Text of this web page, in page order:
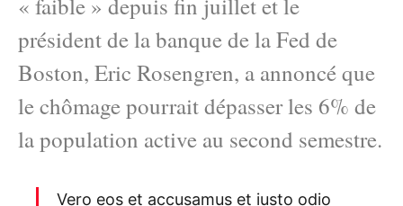
« faible » depuis fin juillet et le
président de la banque de la Fed de
Boston, Eric Rosengren, a annoncé que
le chômage pourrait dépasser les 6% de
la population active au second semestre.
Vero eos et accusamus et iusto odio